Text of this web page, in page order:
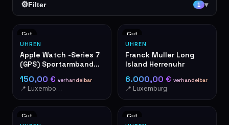
⚙Filter 1 ▾
Gut
UHREN
Apple Watch -Series 7
(GPS) Sportarmband
150,00 € verhandelbar
📍 Luxembourg-Cents
Gut
UHREN
Franck Muller Long
Island Herrenuhr
6.000,00 € verhandelbar
📍 Luxemburg
Gut Gut